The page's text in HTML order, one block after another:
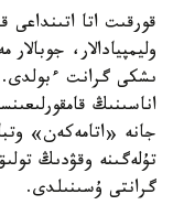
ىشكى گرانت ءبولدى.
اناسىنىڭ
جانە «اتامەكەن»
گرانتى ۇسىنىلدى.